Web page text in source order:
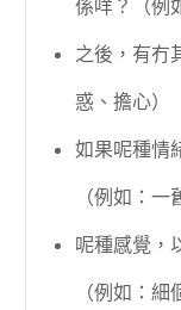
係咩？（例
之後，有冇
惑、擔心）
如果呢種情
（例如：一
呢種感覺，
（例如：